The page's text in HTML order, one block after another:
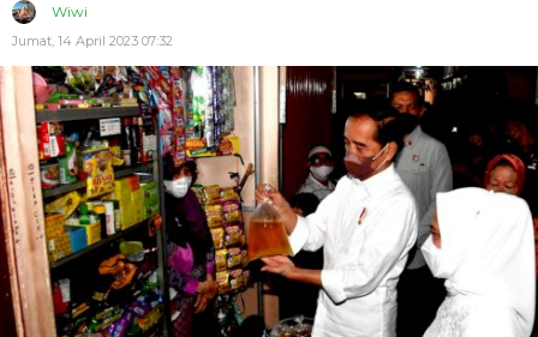
Wiwi
Jumat, 14 April 2023 07:32